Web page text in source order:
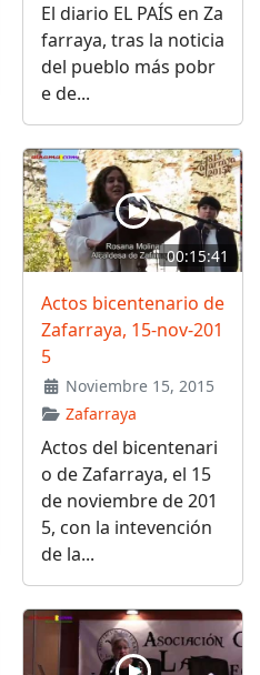
El diario EL PAÍS en Za
farraya, tras la noticia
del pueblo más pobr
e de...
00:15:41
Actos bicentenario de
Zafarraya, 15-nov-201
5
Noviembre 15, 2015
Zafarraya
Actos del bicentenari
o de Zafarraya, el 15
de noviembre de 201
5, con la intevención
de la...